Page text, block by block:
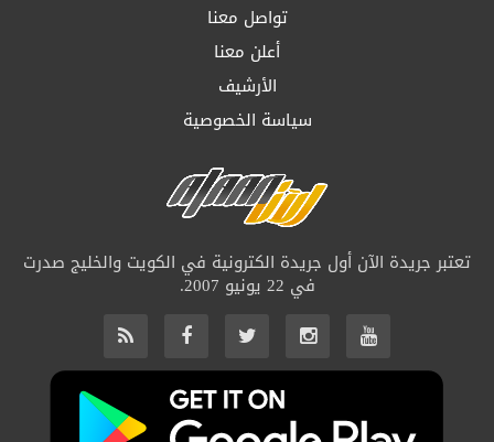
تواصل معنا
أعلن معنا
الأرشيف
سياسة الخصوصية
تعتبر جريدة الآن أول جريدة الكترونية في الكويت والخليج صدرت
في 22 يونيو 2007.